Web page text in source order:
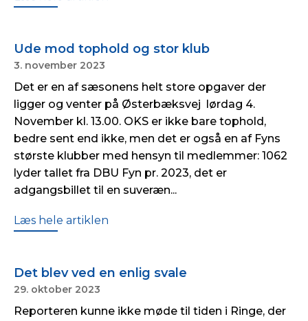
Ude mod tophold og stor klub
3. november 2023
Det er en af sæsonens helt store opgaver der
ligger og venter på Østerbæksvej lørdag 4.
November kl. 13.00. OKS er ikke bare tophold,
bedre sent end ikke, men det er også en af Fyns
største klubber med hensyn til medlemmer: 1062
lyder tallet fra DBU Fyn pr. 2023, det er
adgangsbillet til en suveræn...
Læs hele artiklen
Det blev ved en enlig svale
29. oktober 2023
Reporteren kunne ikke møde til tiden i Ringe, der